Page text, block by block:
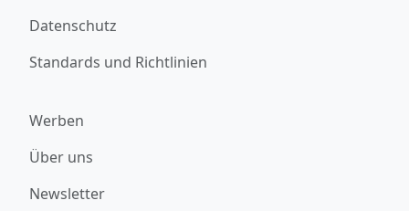
Datenschutz
Standards und Richtlinien
Werben
Über uns
Newsletter